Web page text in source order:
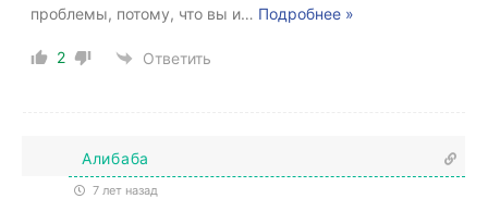
проблемы, потому, что вы и… Подробнее »
2 Ответить
Алибаба
7 лет назад